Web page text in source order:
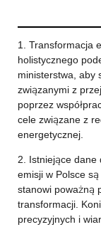
1. Transformacja
holistycznego
ministerstwa, aby
związanymi z
poprzez
cele związane z
energetycznej.
2. Istniejące dane
emisji w Polsce
stanowi poważną
transformacji.
precyzyjnych i